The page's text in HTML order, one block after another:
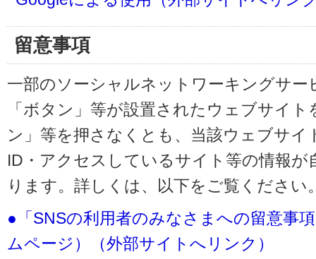
留意事項
一部のソーシャルネットワーキングサー
「ボタン」等が設置されたウェブサイ
ン」等を押さなくとも、当該ウェブサイ
ID・アクセスしているサイト等の情報
ります。詳しくは、以下をご覧ください
●「SNSの利用者のみなさまへの留意事
ムページ）（外部サイトへリンク）